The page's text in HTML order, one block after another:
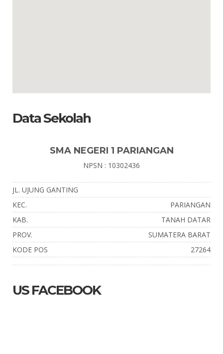
Data Sekolah
SMA NEGERI 1 PARIANGAN
NPSN : 10302436
JL. UJUNG GANTING
KEC.
PARIANGAN
KAB.
TANAH DATAR
PROV.
SUMATERA BARAT
KODE POS
27264
US FACEBOOK